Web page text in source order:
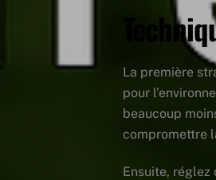
La première
pour
beaucoup
compromettre
Ensuite,